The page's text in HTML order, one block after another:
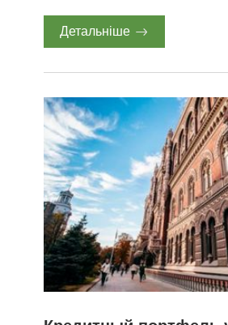
Детальніше